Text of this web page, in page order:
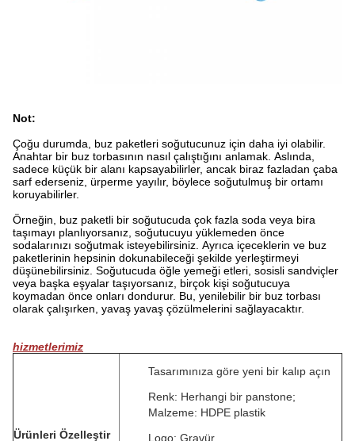
Not:
Çoğu durumda, buz paketleri soğutucunuz için daha iyi olabilir.
Anahtar bir buz torbasının nasıl çalıştığını anlamak. Aslında,
sadece küçük bir alanı kapsayabilirler, ancak biraz fazladan çaba
sarf ederseniz, ürperme yayılır, böylece soğutulmuş bir ortamı
koruyabilirler.
Örneğin, buz paketli bir soğutucuda çok fazla soda veya bira
taşımayı planlıyorsanız, soğutucuyu yüklemeden önce
sodalarınızı soğutmak isteyebilirsiniz. Ayrıca içeceklerin ve buz
paketlerinin hepsinin dokunabileceği şekilde yerleştirmeyi
düşünebilirsiniz. Soğutucuda öğle yemeği etleri, sosisli sandviçler
veya başka eşyalar taşıyorsanız, birçok kişi soğutucuya
koymadan önce onları dondurur. Bu, yenilebilir bir buz torbası
olarak çalışırken, yavaş yavaş çözülmelerini sağlayacaktır.
hizmetlerimiz
Ürünleri Özelleştir
Tasarımınıza göre yeni bir kalıp açın
Renk: Herhangi bir panstone;
Malzeme: HDPE plastik
Logo: Gravür